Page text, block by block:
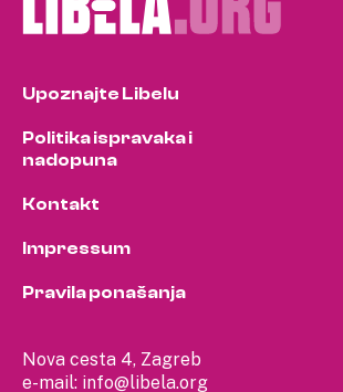
Nova cesta 4, Zagreb
e-mail: info@libela.org
Upoznajte Libelu
Politika ispravaka i
nadopuna
Kontakt
Impressum
Pravila ponašanja